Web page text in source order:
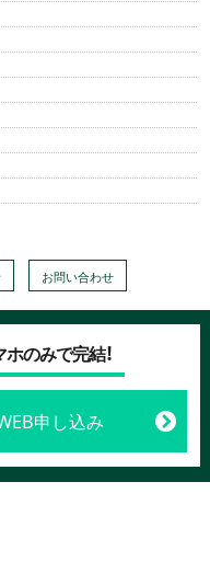
お問い合わせ
のみで完結！
申し込み